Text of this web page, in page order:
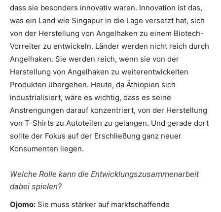
dass sie besonders innovativ waren. Innovation ist das,
was ein Land wie Singapur in die Lage versetzt hat, sich
von der Herstellung von Angelhaken zu einem Biotech-
Vorreiter zu entwickeln. Länder werden nicht reich durch
Angelhaken. Sie werden reich, wenn sie von der
Herstellung von Angelhaken zu weiterentwickelten
Produkten übergehen. Heute, da Äthiopien sich
industrialisiert, wäre es wichtig, dass es seine
Anstrengungen darauf konzentriert, von der Herstellung
von T-Shirts zu Autoteilen zu gelangen. Und gerade dort
sollte der Fokus auf der Erschließung ganz neuer
Konsumenten liegen.
Welche Rolle kann die Entwicklungszusammenarbeit
dabei spielen?
Ojomo: Sie muss stärker auf marktschaffende